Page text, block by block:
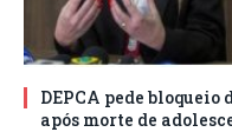
DEPCA pede bloqueio
após morte de